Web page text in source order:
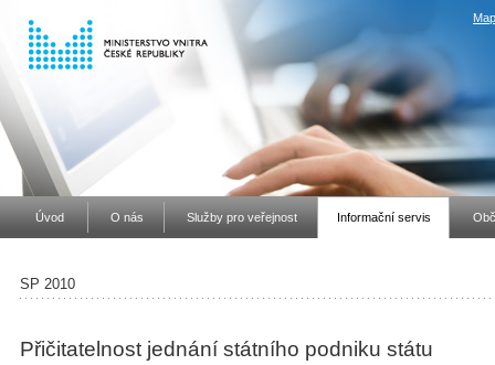
Úvod O nás Služby pro veřejnost Informační servis
SP 2010
Přičitatelnost jednání státního podniku státu